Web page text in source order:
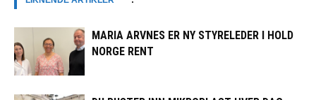
MARIA ARVNES ER NY STYRELEDER I HOLD
NORGE RENT